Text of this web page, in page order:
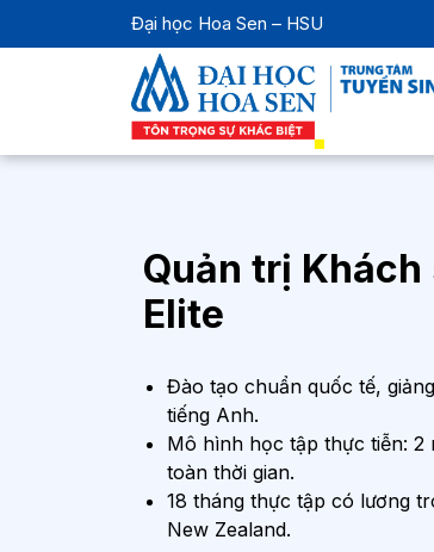
Đại học Hoa Sen – HSU
Quản trị Khách
Elite
Đào tạo chuẩn quốc tế,
tiếng Anh.
Mô hình học tập thực tiễn: 2
toàn thời gian.
18 tháng thực tập có lương
New Zealand.